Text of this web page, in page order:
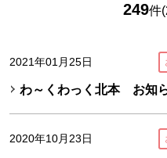
249件
2021年01月25日
わ～くわっく北本 お知
2020年10月23日